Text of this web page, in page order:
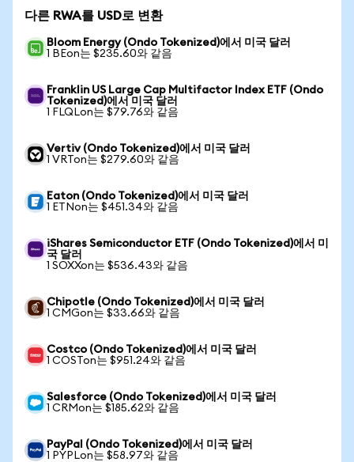
다른 RWA를 USD로 변환
Bloom Energy (Ondo Tokenized)에서 미국 달러
1 BEon는 $235.60와 같음
Franklin US Large Cap Multifactor Index ETF (Ondo
Tokenized)에서 미국 달러
1 FLQLon는 $79.76와 같음
Vertiv (Ondo Tokenized)에서 미국 달러
1 VRTon는 $279.60와 같음
Eaton (Ondo Tokenized)에서 미국 달러
1 ETNon는 $451.34와 같음
iShares Semiconductor ETF (Ondo Tokenized)에서 미
국 달러
1 SOXXon는 $536.43와 같음
Chipotle (Ondo Tokenized)에서 미국 달러
1 CMGon는 $33.66와 같음
Costco (Ondo Tokenized)에서 미국 달러
1 COSTon는 $951.24와 같음
Salesforce (Ondo Tokenized)에서 미국 달러
1 CRMon는 $185.62와 같음
PayPal (Ondo Tokenized)에서 미국 달러
1 PYPLon는 $58.97와 같음